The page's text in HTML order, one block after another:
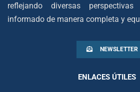
reflejando diversas
informado de manera completa y
NEWSLETTER
ENLACES ÚTILES